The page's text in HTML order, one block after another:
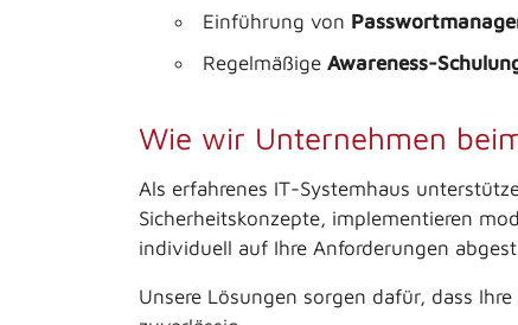
Einführung von
RegelmäßigeAwareness-
Wie wir Unternehmen
Als erfahrenes IT-Systemhaus
Sicherheitskonzepte, implementieren
individuell auf Ihre Anforderungen
Unsere Lösungen sorgen dafür, dass